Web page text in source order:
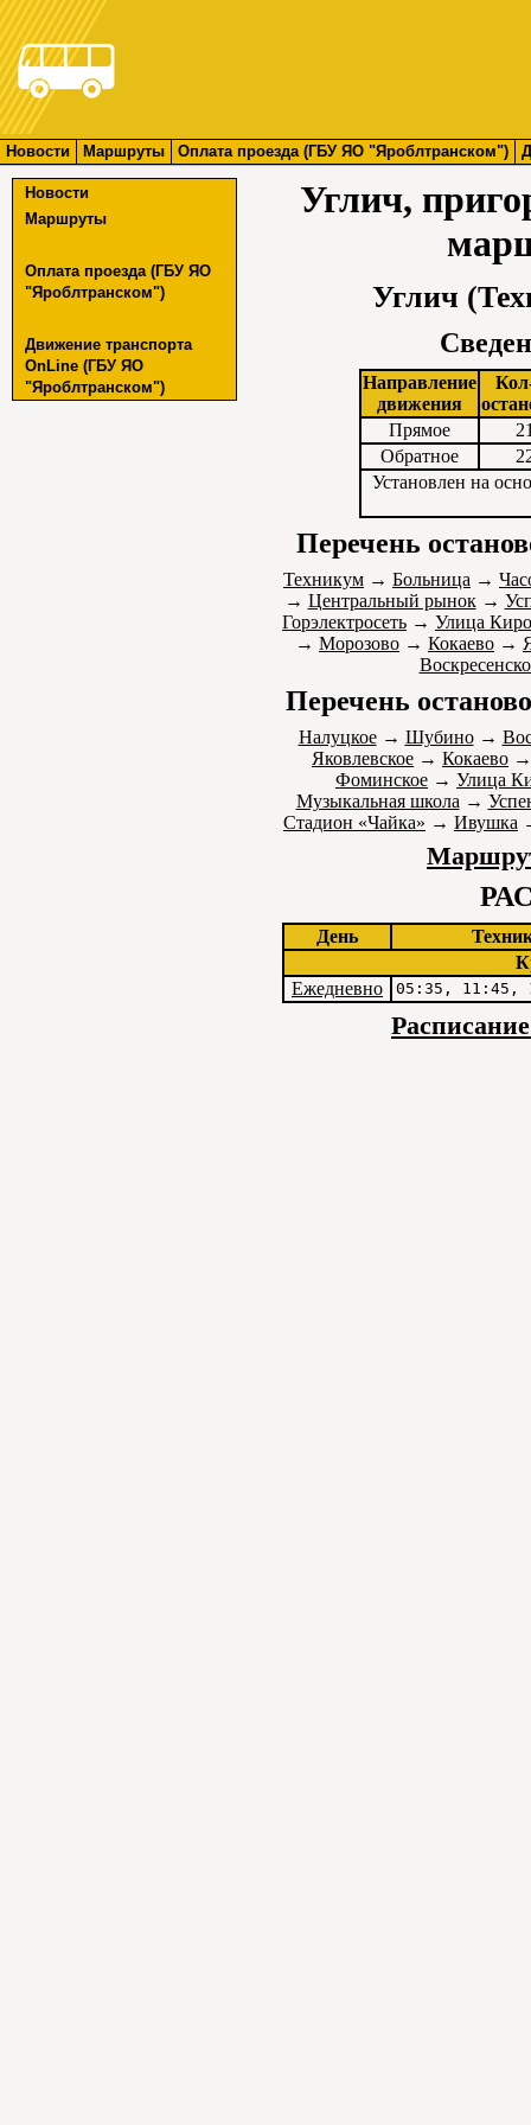
Новости Маршруты Оплата проезда (ГБУ ЯО "Яроблтранском")
Новости
Маршруты
Оплата проезда (ГБУ ЯО
"Яроблтранском")
Движение транспорта
OnLine (ГБУ ЯО
"Яроблтранском")
Углич,
Углич
Направление
движения
Прямое
Обратное
Установлен на
Перечень
Техникум → Больница →
→ Центральный рынок→
Горэлектросеть → Улица
→ Морозово → Кокаево →
Перечень
Налуцкое→ Шубино→
Яковлевское → Кокаево
Фоминское → Улица
Музыкальная школа →
Стадион «Чайка» → Ивушка
День
Ежедневно
05:35, 11:45,